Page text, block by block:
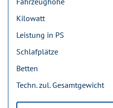
Kilowatt
Leistung in PS
Schlafplätze
Betten
Techn. zul. Gesamtgewicht